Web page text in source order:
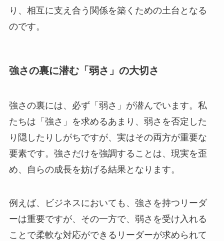
り、相互に支え合う関係を築くための土台となる
のです。
強さの裏に潜む「弱さ」の大切さ
強さの裏には、必ず「弱さ」が潜んでいます。私
たちは「強さ」を求めるあまり、弱さを否定した
り隠したりしがちですが、実はその両方が重要な
要素です。強さだけを強調することは、現実を歪
め、自らの成長を妨げる結果となります。
例えば、ビジネスにおいても、強さを持つリーダ
ーは重要ですが、その一方で、弱さを受け入れる
ことで柔軟な対応ができるリーダーが求められて